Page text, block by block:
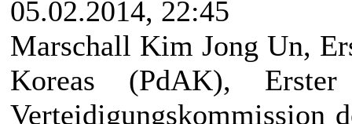
05.02.2014, 22:45
Marschall Kim Jong Un,
Koreas (PdAK),
Verteidigungskommission